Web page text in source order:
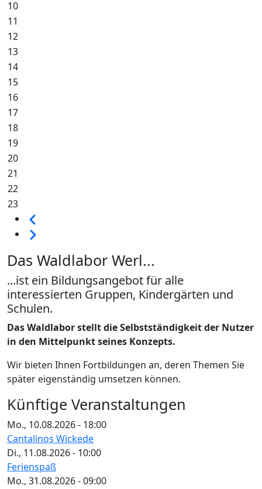
10
11
12
13
14
15
16
17
18
19
20
21
22
23
Seitennummerierung
Weiter
Das Waldlabor Werl...
...ist ein Bildungsangebot für alle
interessierten Gruppen, Kindergärten und
Schulen.
Das Waldlabor stellt die Selbstständigkeit der Nutzer
in den Mittelpunkt seines Konzepts.
Wir bieten Ihnen Fortbildungen an, deren Themen Sie
später eigenständig umsetzen können.
Künftige Veranstaltungen
Mo., 10.08.2026 - 18:00
Cantalinos Wickede
Di., 11.08.2026 - 10:00
Ferienspaß
Mo., 31.08.2026 - 09:00